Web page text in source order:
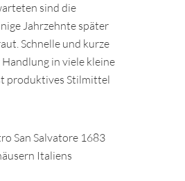
sind die
Jahrzehnte später
Schnelle und kurze
in viele kleine
produktives Stilmittel
San Salvatore 1683
Italiens